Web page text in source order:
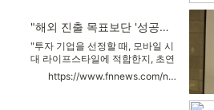
개하는 '테헤란로 펀딩클럽'을 개최
했다고 19일 밝혔다.
아연결에 특화된 실리콘밸리 벤처
캐피털회사다. 주로 미국을 기반으
로 아시아 시장을 진출을 필요로 하
는 스타트업이나 글로벌하게 확장
가능성이 있는 동아시아 기업에 직
"해외 진출 목표보단 '성공적인 제품' 만드는 게 우선"
"투자 기업을 선정할 때, 모바일 시
대 라이프스타일에 적합한지, 초연
결시대에 걸맞은 기기 연결이 가능
한지를 중점적으로 검토한다. 단순
https://www.fnnews.com/news/201710191034271762